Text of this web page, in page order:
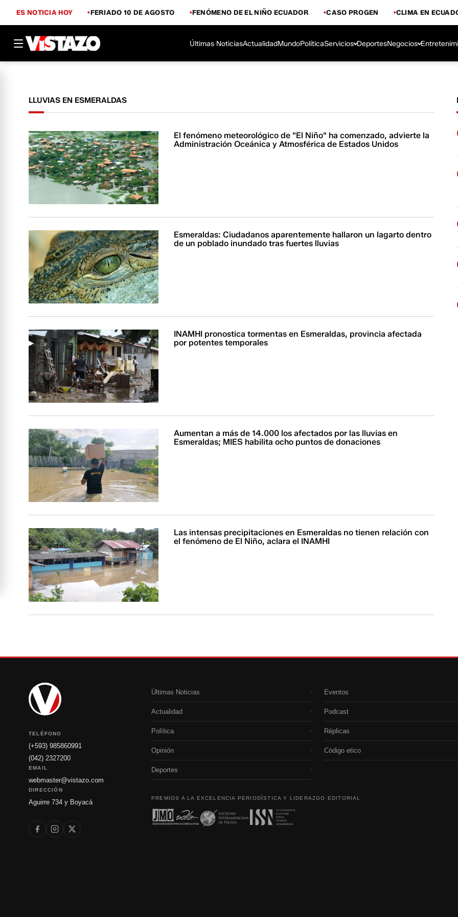
ES NOTICIA HOY FERIADO 10 DE AGOSTO FENÓMENO DE EL NIÑO ECUADOR CASO PROGEN CLIMA EN
Últimas NoticiasActualidadMundoPolíticaServicios DeportesNegocios
LLUVIAS EN ESMERALDAS
El fenómeno meteorológico de "El Niño" ha comenzado, advierte la
Administración Oceánica y Atmosférica de Estados Unidos
Esmeraldas: Ciudadanos aparentemente hallaron un lagarto dentro
de un poblado inundado tras fuertes lluvias
INAMHI pronostica tormentas en Esmeraldas, provincia afectada
por potentes temporales
Aumentan a más de 14.000 los afectados por las lluvias en
Esmeraldas; MIES habilita ocho puntos de donaciones
Las intensas precipitaciones en Esmeraldas no tienen relación con
el fenómeno de El Niño, aclara el INAMHI
TELÉFONO
(+593) 985860991
(042) 2327200
EMAIL
webmaster@vistazo.com
DIRECCIÓN
Aguirre 734 y Boyacá
Últimas Noticias ›
Actualidad ›
Política ›
Opinión ›
Deportes ›
Eventos
Podcast
Réplicas
Código etico
PREMIOS A LA EXCELENCIA PERIODÍSTICA Y LIDERAZGO EDITORIAL